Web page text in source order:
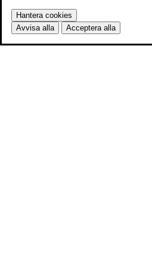
Hantera cookies
Avvisa alla
Acceptera alla